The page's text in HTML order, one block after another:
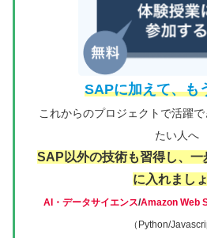
SAPに加えて、も
これからのプロジェクト で活躍で
たい人へ
SAP以外の技術も習得し、
に入れまし
AI・データサイエンス/Amazon Web
（Python/